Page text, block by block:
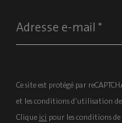
Ce site est protégé par
et lesconditions d’utilisation
Clique ici pour les conditions